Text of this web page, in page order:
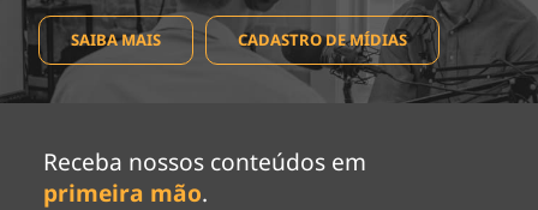
SAIBA MAIS CADASTRO DE MÍDIAS
Receba nossos conteúdos em
primeira mão.